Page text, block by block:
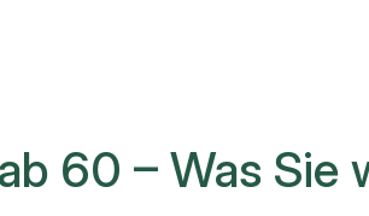
60 – Was Sie